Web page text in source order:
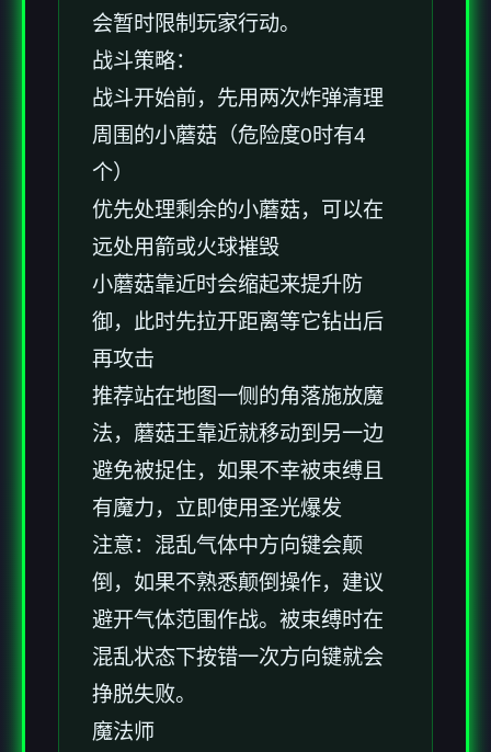
会暂时限制玩家行动。
战斗策略：
战斗开始前，先用两次炸弹清理
周围的小蘑菇（危险度0时有4
个）
优先处理剩余的小蘑菇，可以在
远处用箭或火球摧毁
小蘑菇靠近时会缩起来提升防
御，此时先拉开距离等它钻出后
再攻击
推荐站在地图一侧的角落施放魔
法，蘑菇王靠近就移动到另一边
避免被捉住，如果不幸被束缚且
有魔力，立即使用圣光爆发
注意：混乱气体中方向键会颠
倒，如果不熟悉颠倒操作，建议
避开气体范围作战。被束缚时在
混乱状态下按错一次方向键就会
挣脱失败。
魔法师